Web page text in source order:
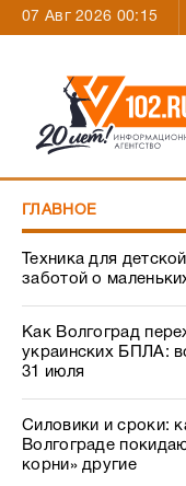
07 Авг 2026 00:15
ГЛАВНОЕ
Техника для
заботой о
Как Волгоград
украинских БПЛА:
31 июля
Силовики и сроки:
Волгограде
корни» другие